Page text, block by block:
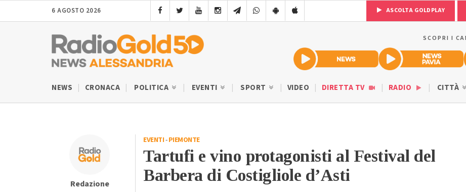
6 AGOSTO 2026 ASCOLTA GOLDPLAY
SCOPRI I
NEWS CRONACA POLITICA EVENTI SPORT VIDEO DIRETTA TV RADIO CITTÀ
Redazione
EVENTI-PIEMONTE
Tartufi e vino protagonisti al Festival del
Barbera di Costigliole d’Asti